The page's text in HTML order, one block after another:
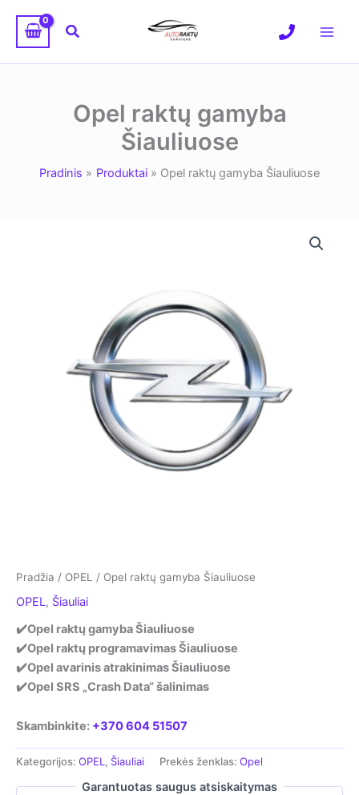
turinio
Paieška
Opel raktų gamyba
Šiauliuose
Pradinis Produktai Opel raktų gamyba Šiauliuose
Pradžia / OPEL / Opel raktų gamyba Šiauliuose
OPEL, Šiauliai
✔️Opel raktų gamyba Šiauliuose
✔️Opel raktų programavimas Šiauliuose
✔️Opel avarinis atrakinimas Šiauliuose
✔️Opel SRS „Crash Data“ šalinimas
Skambinkite: +370 604 51507
Kategorijos: OPEL, Šiauliai Prekės ženklas: Opel
Garantuotas saugus atsiskaitymas